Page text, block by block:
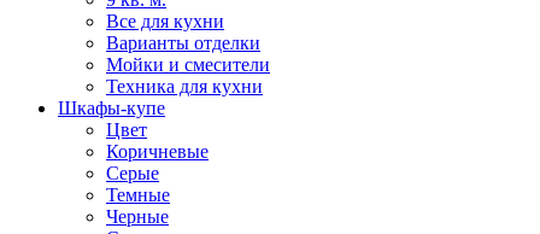
Все для кухни
Варианты отделки
Мойки и смесители
Техника для кухни
Шкафы-купе
Цвет
Коричневые
Серые
Темные
Черные